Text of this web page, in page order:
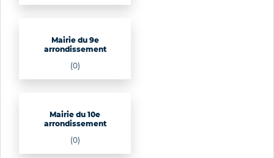
Mairie du 9e
arrondissement
(0)
Mairie du 10e
arrondissement
(0)